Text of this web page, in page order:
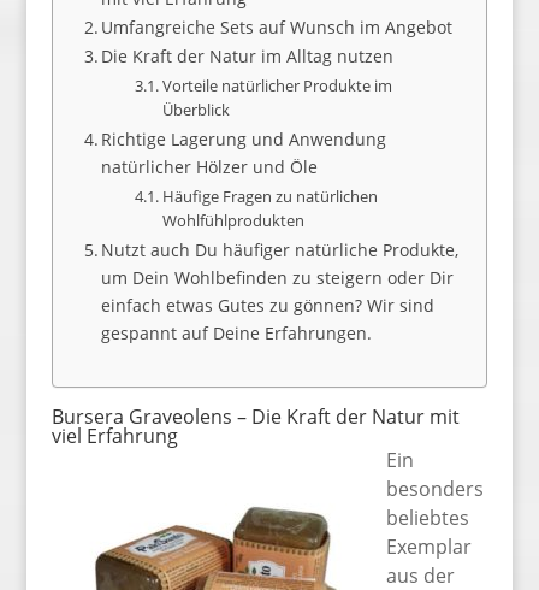
Umfangreiche Sets auf Wunsch im Angebot
Die Kraft der Natur im Alltag nutzen
Vorteile natürlicher Produkte im
Überblick
Richtige Lagerung und Anwendung
natürlicher Hölzer und Öle
Häufige Fragen zu natürlichen
Wohlfühlprodukten
Nutzt auch Du häufiger natürliche Produkte,
um Dein Wohlbefinden zu steigern oder Dir
einfach etwas Gutes zu gönnen? Wir sind
gespannt auf Deine Erfahrungen.
Bursera Graveolens – Die Kraft der Natur mit
viel Erfahrung
Ein
besonders
beliebtes
Exemplar
aus der